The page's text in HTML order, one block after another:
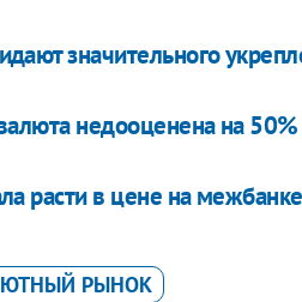
значительного
недооценена на 50%
расти в цене на межбанке
РЫНОК